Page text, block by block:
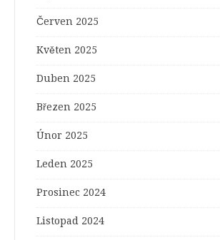
Červen 2025
Květen 2025
Duben 2025
Březen 2025
Únor 2025
Leden 2025
Prosinec 2024
Listopad 2024